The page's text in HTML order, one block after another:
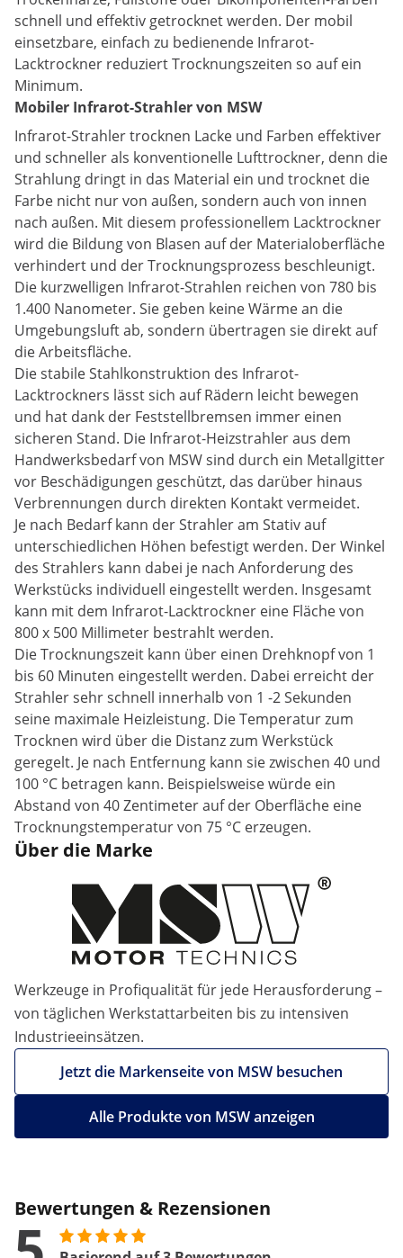
schnell und effektiv getrocknet werden. Der mobil
einsetzbare, einfach zu bedienende Infrarot-
Lacktrockner reduziert Trocknungszeiten so auf ein
Minimum.
Mobiler Infrarot-Strahler von MSW
Infrarot-Strahler trocknen Lacke und Farben effektiver
und schneller als konventionelle Lufttrockner, denn die
Strahlung dringt in das Material ein und trocknet die
Farbe nicht nur von außen, sondern auch von innen
nach außen. Mit diesem professionellem Lacktrockner
wird die Bildung von Blasen auf der Materialoberfläche
verhindert und der Trocknungsprozess beschleunigt.
Die kurzwelligen Infrarot-Strahlen reichen von 780 bis
1.400 Nanometer. Sie geben keine Wärme an die
Umgebungsluft ab, sondern übertragen sie direkt auf
die Arbeitsfläche.
Die stabile Stahlkonstruktion des Infrarot-
Lacktrockners lässt sich auf Rädern leicht bewegen
und hat dank der Feststellbremsen immer einen
sicheren Stand. Die Infrarot-Heizstrahler aus dem
Handwerksbedarf von MSW sind durch ein Metallgitter
vor Beschädigungen geschützt, das darüber hinaus
Verbrennungen durch direkten Kontakt vermeidet.
Je nach Bedarf kann der Strahler am Stativ auf
unterschiedlichen Höhen befestigt werden. Der Winkel
des Strahlers kann dabei je nach Anforderung des
Werkstücks individuell eingestellt werden. Insgesamt
kann mit dem Infrarot-Lacktrockner eine Fläche von
800 x 500 Millimeter bestrahlt werden.
Die Trocknungszeit kann über einen Drehknopf von 1
bis 60 Minuten eingestellt werden. Dabei erreicht der
Strahler sehr schnell innerhalb von 1 -2 Sekunden
seine maximale Heizleistung. Die Temperatur zum
Trocknen wird über die Distanz zum Werkstück
geregelt. Je nach Entfernung kann sie zwischen 40 und
100 °C betragen kann. Beispielsweise würde ein
Abstand von 40 Zentimeter auf der Oberfläche eine
Trocknungstemperatur von 75 °C erzeugen.
Über die Marke
Werkzeuge in Profiqualität für jede Herausforderung –
von täglichen Werkstattarbeiten bis zu intensiven
Industrieeinsätzen.
Jetzt die Markenseite von MSW besuchen
Alle Produkte von MSW anzeigen
Bewertungen & Rezensionen